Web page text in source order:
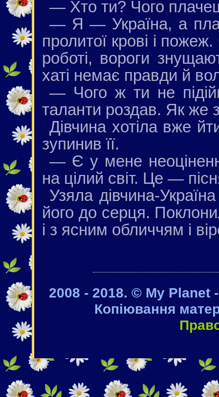
— Хто ти? Чого
— Я — Україна, а
пролитої крові і
роботі, вороги
хаті немає правди й
— Чого ж ти не
таланти роздав. Як же
Дівчина хотіла вже
зупинив її.
— Є у мене
на цілий світ. Це —
Узяла дівчина-
його до серця.
і з ясним обличчям і
2008 - 2018. © My Planet
Копіювання